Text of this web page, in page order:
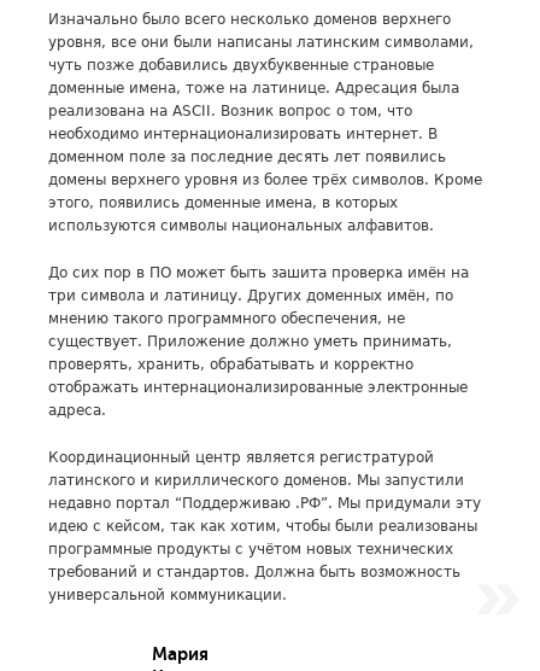
Изначально было всего несколько доменов верхнего
уровня, все они были написаны латинским символами,
чуть позже добавились двухбуквенные страновые
доменные имена, тоже на латинице. Адресация была
реализована на ASCII. Возник вопрос о том, что
необходимо интернационализировать интернет. В
доменном поле за последние десять лет появились
домены верхнего уровня из более трёх символов. Кроме
этого, появились доменные имена, в которых
используются символы национальных алфавитов.
До сих пор в ПО может быть зашита проверка имён на
три символа и латиницу. Других доменных имён, по
мнению такого программного обеспечения, не
существует. Приложение должно уметь принимать,
проверять, хранить, обрабатывать и корректно
отображать интернационализированные электронные
адреса.
Координационный центр является регистратурой
латинского и кириллического доменов. Мы запустили
недавно портал “Поддерживаю .РФ”. Мы придумали эту
идею с кейсом, так как хотим, чтобы были реализованы
программные продукты с учётом новых технических
требований и стандартов. Должна быть возможность
универсальной коммуникации.
Мария